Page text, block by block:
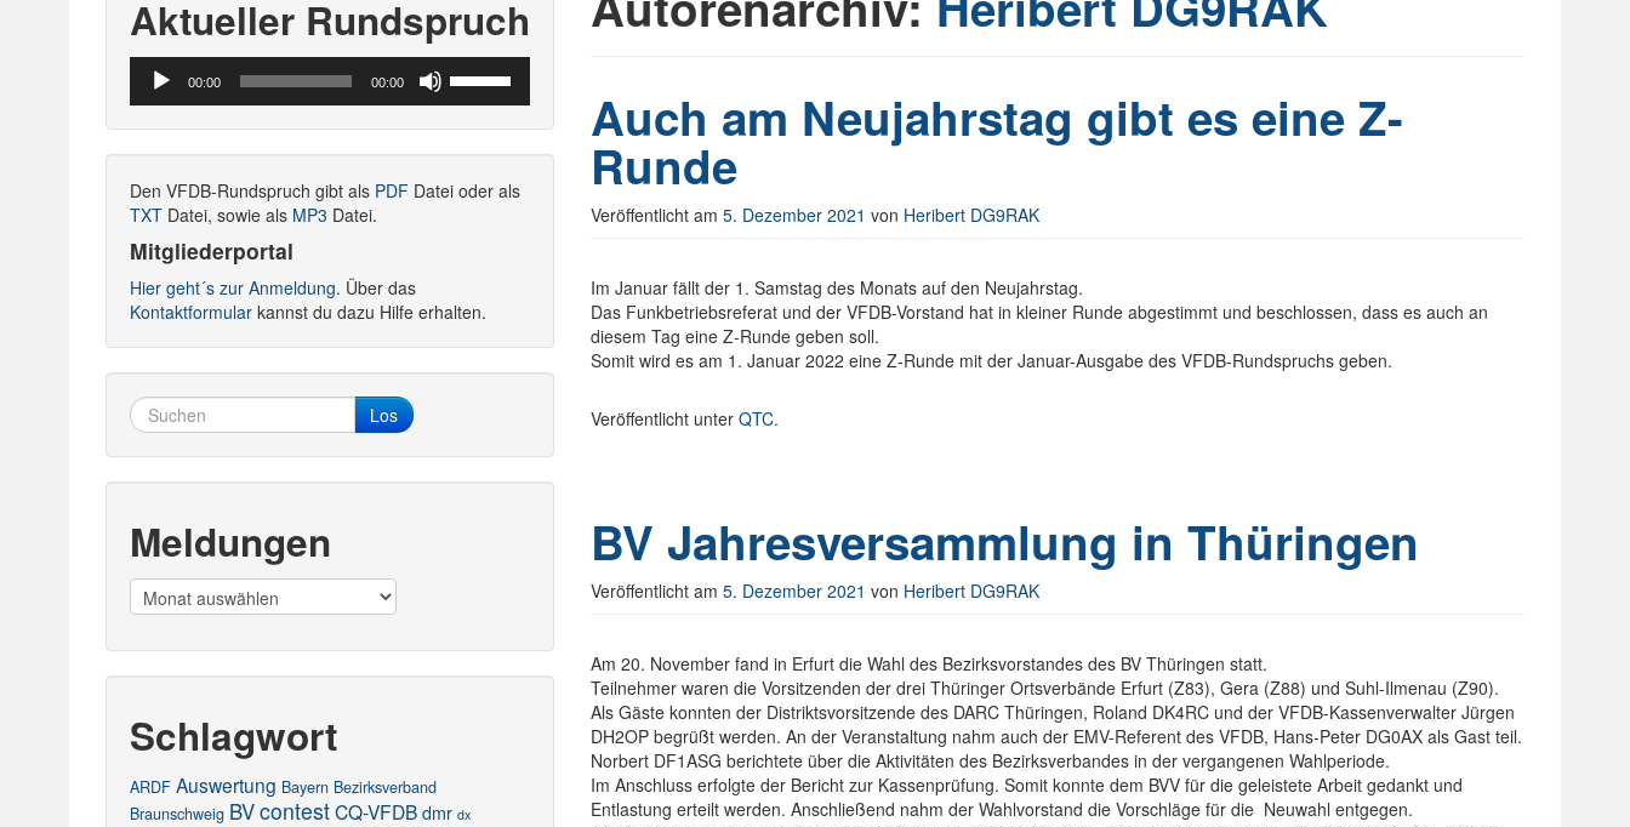
Auch am Neujahrstag gibt es eine Z-
Runde
Veröffentlicht am 5. Dezember 2021 von Heribert DG9RAK
Im Januar fällt der 1. Samstag des Monats auf den Neujahrstag.
Das Funkbetriebsreferat und der VFDB-Vorstand hat in kleiner Runde abgestimmt und beschlossen, dass es auch an
diesem Tag eine Z-Runde geben soll.
Somit wird es am 1. Januar 2022 eine Z-Runde mit der Januar-Ausgabe des VFDB-Rundspruchs geben.
Veröffentlicht unter QTC.
BV Jahresversammlung in Thüringen
Veröffentlicht am 5. Dezember 2021 von Heribert DG9RAK
Am 20. November fand in Erfurt die Wahl des Bezirksvorstandes des BV Thüringen statt.
Teilnehmer waren die Vorsitzenden der drei Thüringer Ortsverbände Erfurt (Z83), Gera (Z88) und Suhl-Ilmenau (Z90).
Als Gäste konnten der Distriktsvorsitzende des DARC Thüringen, Roland DK4RC und der VFDB-Kassenverwalter Jürgen
DH2OP begrüßt werden. An der Veranstaltung nahm auch der EMV-Referent des VFDB, Hans-Peter DG0AX als Gast teil.
Norbert DF1ASG berichtete über die Aktivitäten des Bezirksverbandes in der vergangenen Wahlperiode.
Im Anschluss erfolgte der Bericht zur Kassenprüfung. Somit konnte dem BVV für die geleistete Arbeit gedankt und
Entlastung erteilt werden. Anschließend nahm der Wahlvorstand die Vorschläge für die Neuwahl entgegen.
Aktueller Rundspruch
Audio-
Player
00:00 00:00
Hoch/Runter
Lautstärke
Den VFDB-Rundspruch gibt als PDF Datei oder als
TXT Datei, sowie als MP3 Datei.
Mitgliederportal
Hier geht´s zur Anmeldung. Über das
Kontaktformular kannst du dazu Hilfe erhalten.
Los
Meldungen
Meldungen
Schlagwort
ARDF Auswertung Bayern Bezirksverband
Braunschweig BVcontestCQ-VFDB dmr dx